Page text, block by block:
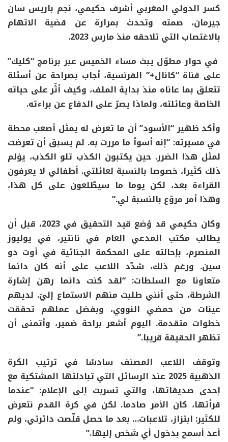
كسر الدولي المغربي أشرف حكيمي، نجم باريس سان
جيرمان، صمته وتحدث بمرارة عن قضية الاتهام
بالاغتصاب التي تلاحقه منذ مارس 2023.
في حوار مطوّل يبث مساء الخميس عبر برنامج “كليك”
على قناة “كانال+” الفرنسية، أجاب بصراحة عن أسئلة
تتعلق بما عاناه منذ بداية الملف، وكيف أثّر على حياته
الخاصة وعائلته، ولماذا يصرّ على الدفاع عن براءته.
وأكد ظهير “الأسود” أن ما تعرض له يمثل أصعب محطة
في مسيرته: “إنه أسوأ ما مررت به. لم يسبق أن تعرضت
لمثل هذا الضرر. حين يكتبون الكذب تلو الكذب، يؤلم
ذلك كثيرا، خصوصا بالنسبة لعائلتي. أطفالي لا يعرفون
القراءة بعد، لكن يوما ما سيطّلعون على كل هذا،
وهذا أمر مروّع بالنسبة لي.”
وكان حكيمي قد وُضع قيد التحقيق في 2023، قبل أن
يطالب مكتب المدعي العام في نانتير، في يوليوز
المنصرم، بإحالته على المحكمة الجنائية في أوت دو
سين. ورغم ذلك، شدّد اللاعب على أنه كان دائما
متعاونا مع السلطات: “لقد كنت دائما رهن إشارة
الشرطة، حتى أنني طلبت منهم الاستماع إليّ. لديهم
عينات من حمضي النووي، وبفضل عملهم تحققت
خطوات متقدمة. اليوم أشعر براحة ضمير، وأتمنى أن
تظهر الحقيقة قريبا.”
وتوقف اللاعب المصنف سادسًا في ترتيب الكرة
الذهبية 2025 عند الرسائل التي تبادلتها المشتكية مع
إحدى صديقاتها، والتي تسربت إلى الإعلام: “عندما
قرأتها، كان الأمر صادما. لكن في كرة القدم نتعرض
للكثير: ابتزاز، تلاعبات… بعد ما حصل قلّصت دائرتي، ولم
أعد أسمح بدخول أي شخص إليها.”